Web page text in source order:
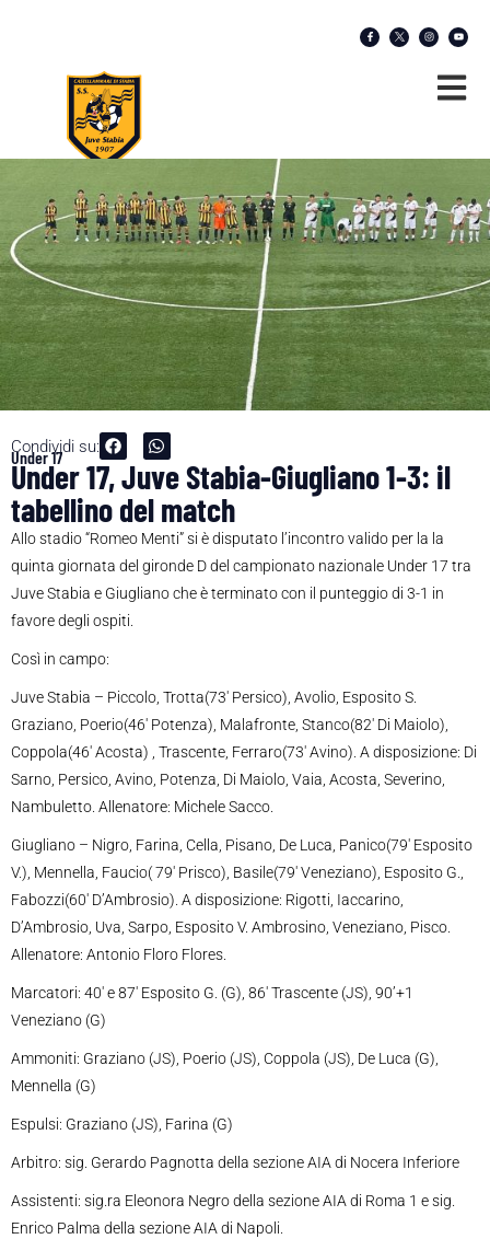
Condividi su:
Under 17
Under 17, Juve Stabia-Giugliano 1-3: il
tabellino del match
Allo stadio “Romeo Menti” si è disputato l’incontro valido per la la
quinta giornata del gironde D del campionato nazionale Under 17 tra
Juve Stabia e Giugliano che è terminato con il punteggio di 3-1 in
favore degli ospiti.
Così in campo:
Juve Stabia – Piccolo, Trotta(73′ Persico), Avolio, Esposito S.
Graziano, Poerio(46′ Potenza), Malafronte, Stanco(82′ Di Maiolo),
Coppola(46′ Acosta) , Trascente, Ferraro(73′ Avino). A disposizione: Di
Sarno, Persico, Avino, Potenza, Di Maiolo, Vaia, Acosta, Severino,
Nambuletto. Allenatore: Michele Sacco.
Giugliano – Nigro, Farina, Cella, Pisano, De Luca, Panico(79′ Esposito
V.), Mennella, Faucio( 79′ Prisco), Basile(79′ Veneziano), Esposito G.,
Fabozzi(60′ D’Ambrosio). A disposizione: Rigotti, Iaccarino,
D’Ambrosio, Uva, Sarpo, Esposito V. Ambrosino, Veneziano, Pisco.
Allenatore: Antonio Floro Flores.
Marcatori: 40′ e 87′ Esposito G. (G), 86′ Trascente (JS), 90’+1
Veneziano (G)
Ammoniti: Graziano (JS), Poerio (JS), Coppola (JS), De Luca (G),
Mennella (G)
Espulsi: Graziano (JS), Farina (G)
Arbitro: sig. Gerardo Pagnotta della sezione AIA di Nocera Inferiore
Assistenti: sig.ra Eleonora Negro della sezione AIA di Roma 1 e sig.
Enrico Palma della sezione AIA di Napoli.